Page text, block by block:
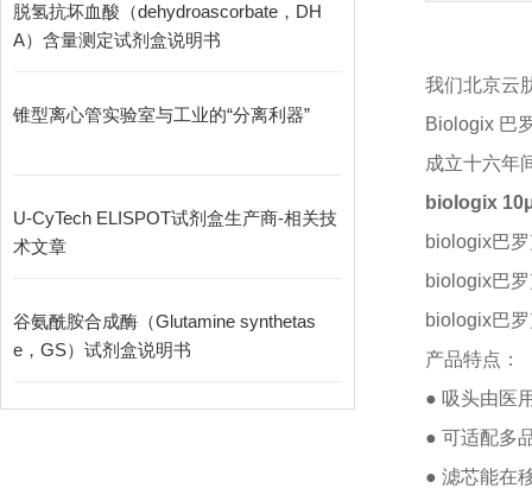
脱氢抗坏血酸（dehydroascorbate，DH
A）含量测定试剂盒说明书
锥型离心管实验室与工业的“分离利器”
U-CyTech ELISPOT试剂盒生产商-相关技
术文章
谷氨酰胺合成酶（Glutamine synthetas
e，GS）试剂盒说明书
我们北京云
Biologix 巴
成立十六年
biologix
biologix巴
biologix巴
biologix巴
产品特点：
● 吸头由医
● 可适配多
● 滤芯能在